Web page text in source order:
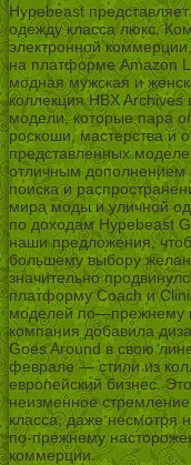
Hypebeast
одежду класса люкс.
электронной
на платформе Amazon
модная мужская и
коллекция HBX
модели, которые пара
роскоши, мастерства и
представленных
отличным дополнением
поиска и
мира моды и уличной
по доходам Hypebeast
наши предложения,
большему выбору
значительно
платформу Coach и
моделей по—прежнему
компания добавила
Goes Around в свою
феврале — стили из
европейский бизнес.
неизменное
класса, даже несмотря
по-прежнему
коммерции.